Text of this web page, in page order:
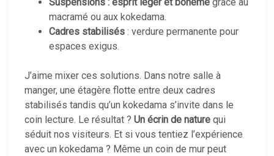
Suspensions : esprit léger et bohème grâce au
macramé ou aux kokedama.
Cadres stabilisés : verdure permanente pour
espaces exigus.
J’aime mixer ces solutions. Dans notre salle à
manger, une étagère flotte entre deux cadres
stabilisés tandis qu’un kokedama s’invite dans le
coin lecture. Le résultat ? Un écrin de nature qui
séduit nos visiteurs. Et si vous tentiez l’expérience
avec un kokedama ? Même un coin de mur peut